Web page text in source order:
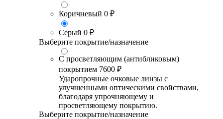
Коричневый 0 ₽
Серый 0 ₽
Выберите покрытие/назначение
С просветляющим (антибликовым)
покрытием 7600 ₽
Ударопрочные очковые линзы с
улучшенными оптическими свойствами,
благодаря упрочняющему и
просветляющему покрытию.
Выберите покрытие/назначение